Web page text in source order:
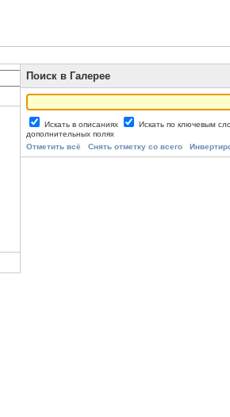
Поиск в Галерее
Искать в описаниях
Искать по ключевым
дополнительных полях
Отметить всё
Снять отметку со всего